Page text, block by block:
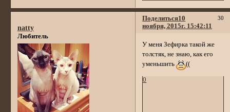
Поделиться 30
10
ноября, 2015г. 15:42:11
natty
Любитель
У меня Зефирка такой же
толстяк, не знаю, как его
уменьшить
((
0